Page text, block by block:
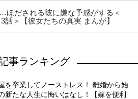
ほだされる彼に嫌な予感がする＜
話＞【彼女たちの真実 まんが】
事ランキング
を卒業してノーストレス！ 離婚から始
新たな人生に悔いはなし！【嫁を便利